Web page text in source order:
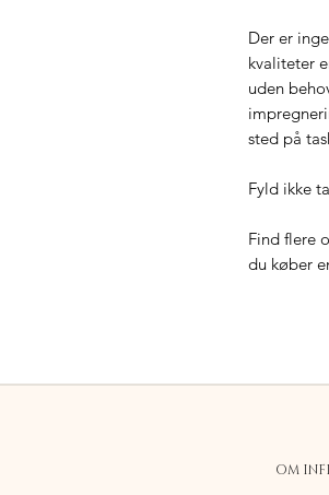
Der er
kvaliteter
uden
sted på
Fyld ikke
Find flere
du køber
OM